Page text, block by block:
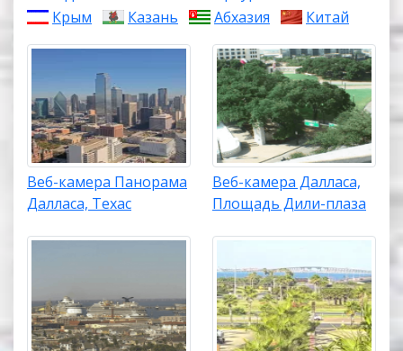
Крым
Казань Абхазия Китай
Веб-камера Панорама
Далласа, Техас
Веб-камера Далласа,
Площадь Дили-плаза